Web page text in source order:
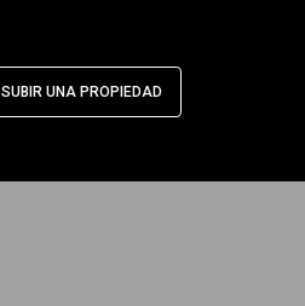
SUBIR UNA PROPIEDAD